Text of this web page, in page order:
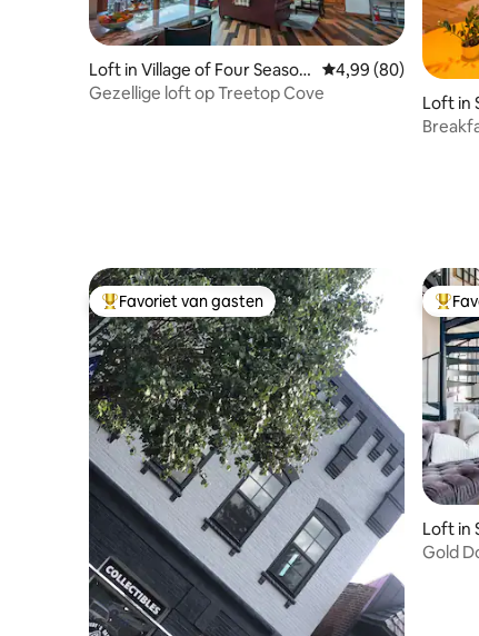
Loft in Village of Four Season
s
Gemiddelde
4,99 (80)
Gezellige loft op Treetop Cove
Loft in
Topfavoriet van gasten
Favoriet van gasten
Loft in